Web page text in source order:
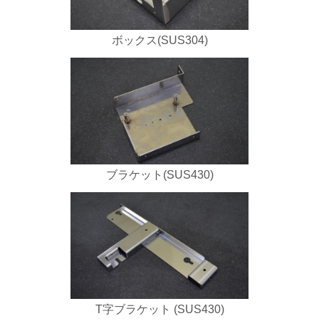
ボックス(SUS304)
ブラケット(SUS430)
T字ブラケット (SUS430)